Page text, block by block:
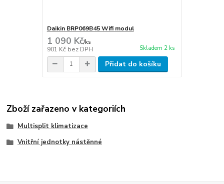
Daikin BRP069B45 Wifi modul
1 090 Kč/ks
901 Kč bez DPH Skladem 2 ks
Přidat do košíku
Zboží zařazeno v kategoriích
Multisplit klimatizace
Vnitřní jednotky nástěnné